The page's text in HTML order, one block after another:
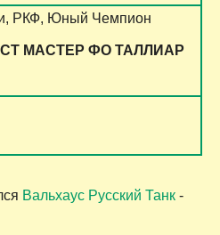
РКФ, Юный Чемпион
МАСТЕР ФО ТАЛЛИАР
Вальхаус Русский Танк -